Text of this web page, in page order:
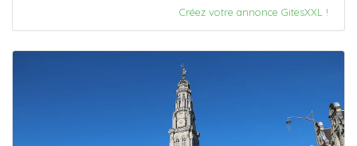
Créez votre annonce GitesXXL !